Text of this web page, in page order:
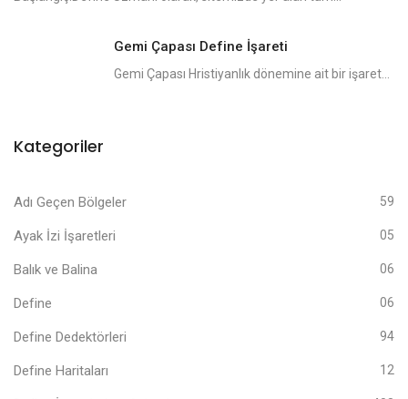
Gemi Çapası Define İşareti
Gemi Çapası Hristiyanlık dönemine ait bir işaret...
Kategoriler
Adı Geçen Bölgeler 59
Ayak İzi İşaretleri 05
Balık ve Balina 06
Define 06
Define Dedektörleri 94
Define Haritaları 12